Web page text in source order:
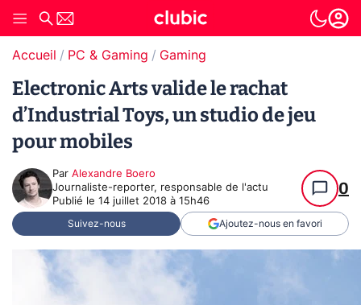
Accueil PC & Gaming Gaming
Electronic Arts valide le rachat
d’Industrial Toys, un studio de jeu
pour mobiles
Par Alexandre Boero
Journaliste-reporter, responsable de l'actu
Publié le 14 juillet 2018 à 15h46
0
Suivez-nous Ajoutez-nous en favori